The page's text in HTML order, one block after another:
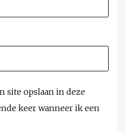
site opslaan in deze
keer wanneer ik een